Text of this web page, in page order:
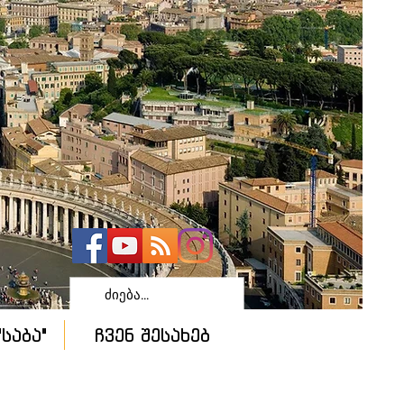
ჩვენ შესახებ